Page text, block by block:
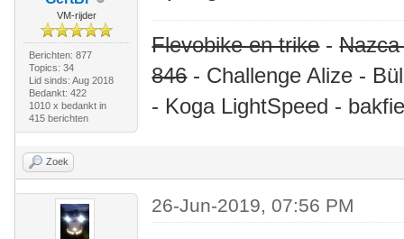
VM-rijder
Berichten: 877
Topics: 34
Lid sinds: Aug 2018
Bedankt: 422
1010 x bedankt in
415 berichten
Flevobike en trike-
846- Challenge Alize -
- Koga LightSpeed -
Zoek
26-Jun-2019, 07:56 PM